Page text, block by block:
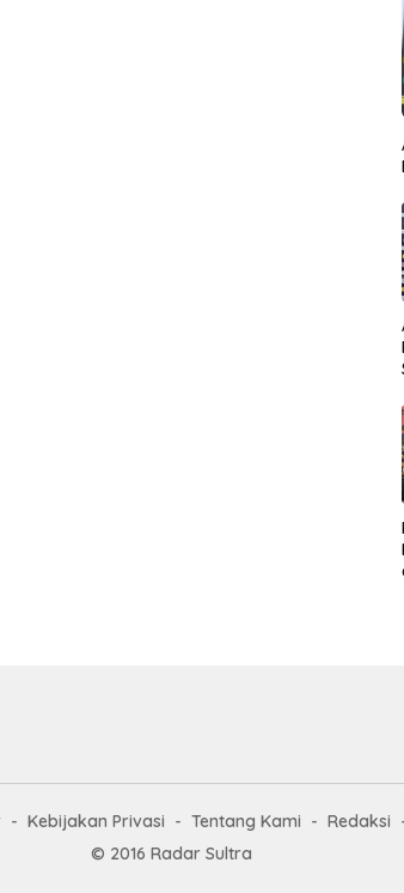
Kebijakan Privasi Tentang Kami Redaksi
© 2016 Radar Sultra